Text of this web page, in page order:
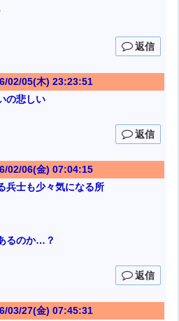
返信
02/05(木) 23:23:51
の悲しい
返信
02/06(金) 07:04:15
兵士も少々気になる所
るのか…？
返信
03/27(金) 07:45:31